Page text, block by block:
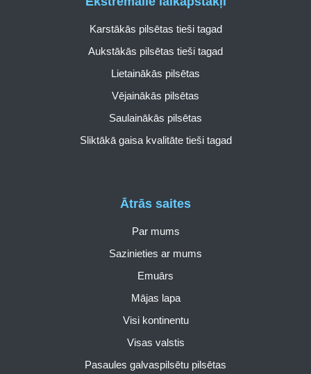
Ātrās saites
Par mums
Sazinieties ar mums
Emuārs
Mājas lapa
Visi kontinentu
Visas valstis
Pasaules galvaspilsētu pilsētas
Karstākās pilsētas tieši tagad
Aukstākās pilsētas tieši tagad
Lietainākās pilsētas
Vējainākās pilsētas
Saulainākās pilsētas
Sliktākā gaisa kvalitāte tieši tagad